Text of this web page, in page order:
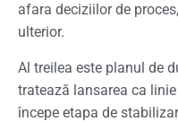
afara deciziilor de
ulterior.
Al treilea este planul de
tratează lansarea ca
începe etapa de